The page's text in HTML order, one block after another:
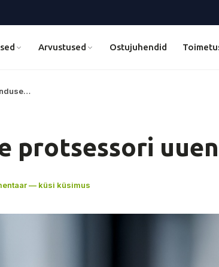
Arvustused Ostujuhendid
protsessori
— küsi küsimus